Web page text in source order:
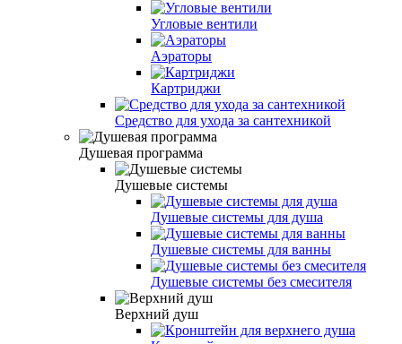
Угловые вентили
Аэраторы
Картриджи
Средство для ухода за сантехникой
Душевая программа
Душевые системы
Душевые системы для душа
Душевые системы для ванны
Душевые системы без смесителя
Верхний душ